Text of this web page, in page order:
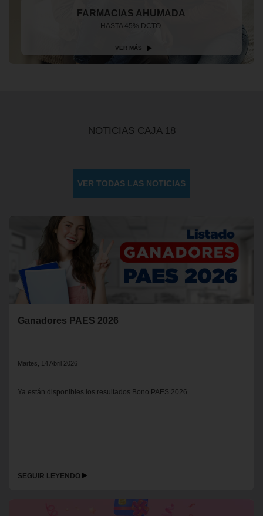
FARMACIAS AHUMADA
HASTA 45% DCTO.
VER MÁS
NOTICIAS CAJA 18
VER TODAS LAS NOTICIAS
Ganadores PAES 2026
Martes, 14 Abril 2026
Ya están disponibles los resultados Bono PAES 2026